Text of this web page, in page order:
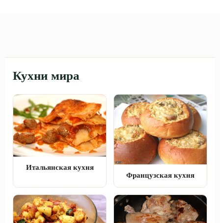
Кухни мира
Итальянская кухня
Французская кухня